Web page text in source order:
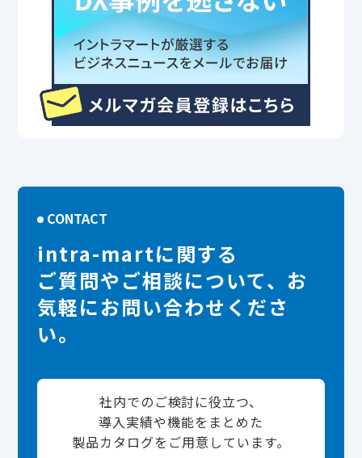
CONTACT
intra-martに関する
ご質問やご相談について、お
気軽にお問い合わせくださ
い。
社内でのご検討に役立つ、
導入実績や機能をまとめた
製品カタログをご用意しています。